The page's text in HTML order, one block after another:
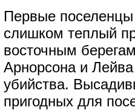
Первые
слишком теплый
восточным
Арнорсона и
убийства.
пригодных для